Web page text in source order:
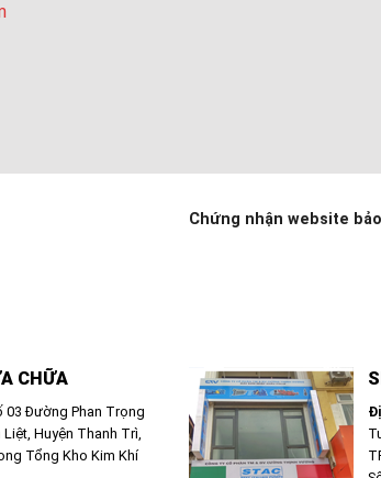
Chứng nhận website
CHỮA
03 Đường Phan Trọng
Huyện Thanh Trì,
Tổng Kho Kim Khí